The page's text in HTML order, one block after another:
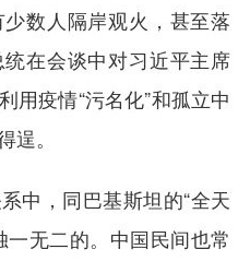
数人隔岸观火，甚至落
在会谈中对习近平主席
用疫情“污名化”和孤立中
。
，同巴基斯坦的“全天
无二的。中国民间也常